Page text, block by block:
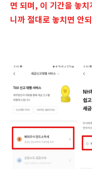
면 되며, 이 기간을 놓
니까 절대로 놓치면 안